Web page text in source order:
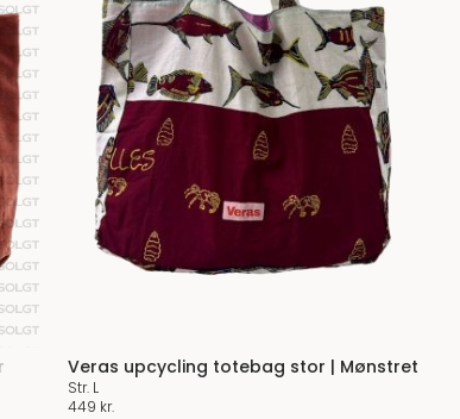
Veras upcycling totebag stor | Mønstret
Str. L
449 kr.